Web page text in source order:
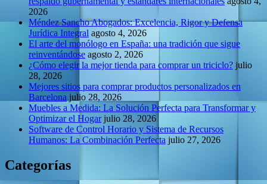
2026
Méndez Sancho Abogados: Excelencia, Rigor y Defensa
Jurídica Integral agosto 4, 2026
El arte del monólogo en España: una tradición que sigue
reinventándose agosto 2, 2026
¿Cómo elegir la mejor tienda para comprar un triciclo? julio
28, 2026
Mejores sitios para comprar productos personalizados en
Barcelona julio 28, 2026
Muebles a Medida: La Solución Perfecta para Transformar y
Optimizar el Hogar julio 28, 2026
Software de Control Horario y Sistema de Recursos
Humanos: La Combinación Perfecta julio 27, 2026
Categorías